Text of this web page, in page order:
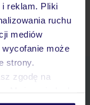
reklam. Pliki
ruchu
mediów
może
strony.
zgodę na
więcej »